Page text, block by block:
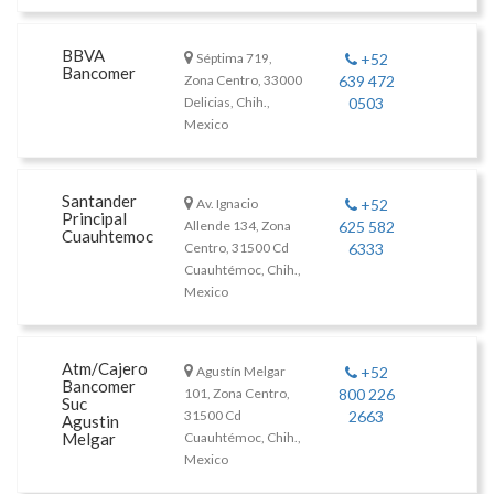
BBVA
Bancomer
Séptima 719,
Zona Centro, 33000
Delicias, Chih.,
Mexico
+52
639 472
0503
Santander
Principal
Cuauhtemoc
Av. Ignacio
Allende 134, Zona
Centro, 31500 Cd
Cuauhtémoc, Chih.,
Mexico
+52
625 582
6333
Atm/Cajero
Bancomer
Suc
Agustin
Melgar
Agustín Melgar
101, Zona Centro,
31500 Cd
Cuauhtémoc, Chih.,
Mexico
+52
800 226
2663